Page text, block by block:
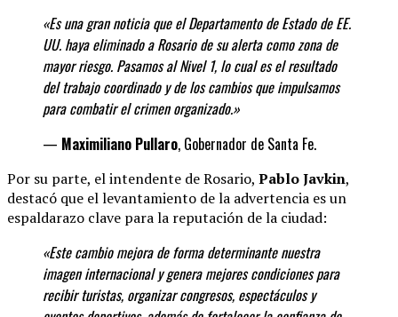
«Es una gran noticia que el Departamento de Estado de EE.
UU. haya eliminado a Rosario de su alerta como zona de
mayor riesgo. Pasamos al Nivel 1, lo cual es el resultado
del trabajo coordinado y de los cambios que impulsamos
para combatir el crimen organizado.»
— Maximiliano Pullaro, Gobernador de Santa Fe.
Por su parte, el intendente de Rosario, Pablo Javkin,
destacó que el levantamiento de la advertencia es un
espaldarazo clave para la reputación de la ciudad:
«Este cambio mejora de forma determinantenuestra
imagen internacional y genera mejores condiciones para
recibir turistas, organizar congresos, espectáculos y